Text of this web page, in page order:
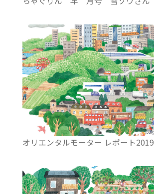
オリエンタルモーター レポート2019